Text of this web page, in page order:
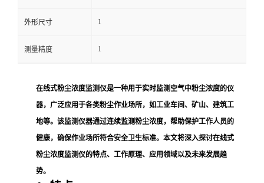
外形尺寸 1
测量精度 1
在线式粉尘浓度监测仪是一种用于实时监测空气中粉尘浓度的仪
器，广泛应用于各类粉尘作业场所，如工业车间、矿山、建筑工
地等。该监测仪器通过连续监测粉尘浓度，帮助保护工作人员的
健康，确保作业场所符合安全卫生标准。本文将深入探讨在线式
粉尘浓度监测仪的特点、工作原理、应用领域以及未来发展趋
势。